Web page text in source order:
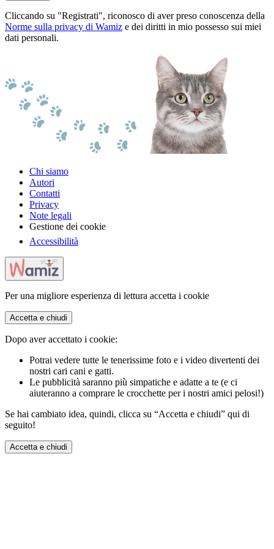
Cliccando su "Registrati", riconosco di aver preso conoscenza della
Norme sulla privacy di Wamiz e dei diritti in mio possesso sui miei
dati personali.
Chi siamo
Autori
Contatti
Privacy
Note legali
Gestione dei cookie
Accessibilità
Per una migliore esperienza di lettura accetta i cookie
Accetta e chiudi
Dopo aver accettato i cookie:
Potrai vedere tutte le tenerissime foto e i video divertenti dei
nostri cari cani e gatti.
Le pubblicità saranno più simpatiche e adatte a te (e ci
aiuteranno a comprare le crocchette per i nostri amici pelosi!)
Se hai cambiato idea, quindi, clicca su “Accetta e chiudi” qui di
seguito!
Accetta e chiudi